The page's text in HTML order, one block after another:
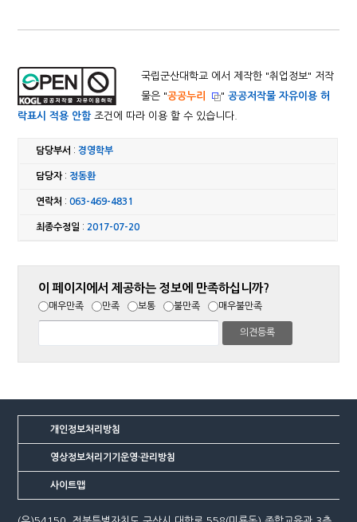
국립군산대학교 에서 제작한 "취업정보" 저작
물은 "공공누리 "공공저작물 자유이용 허
락표시 적용 안함조건에 따라 이용 할 수 있습니다.
담당부서 :경영학부
담당자: 정동환
연락처 :063-469-4831
최종수정일 : 2017-07-20
이 페이지에서 제공하는 정보에 만족하십니까?
매우만족 만족 보통 불만족 매우불만족
개인정보처리방침
영상정보처리기기운영·관리방침
사이트맵